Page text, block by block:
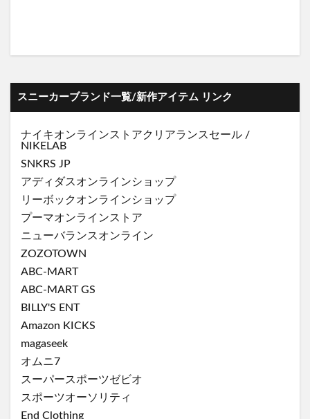
スニーカーブランド一覧/新作アイテム リンク
ナイキオンラインストアクリアランスセール /
NIKELAB
SNKRS JP
アディダスオンラインショップ
リーボックオンラインショップ
プーマオンラインストア
ニューバランスオンライン
ZOZOTOWN
ABC-MART
ABC-MART GS
BILLY'S ENT
Amazon KICKS
magaseek
オムニ7
スーパースポーツゼビオ
スポーツオーソリティ
End Clothing